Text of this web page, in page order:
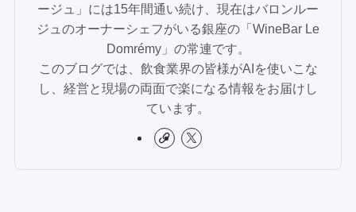
ージュ」には15年間通い続け、現在はバロンルー
ジュのオーナーシェフがいる銀座の「WineBar Le
Domrémy」の常連です。
このブログでは、飲食業界の皆様がAIを使いこな
し、経営と現場の両面で楽になる情報をお届けし
ています。